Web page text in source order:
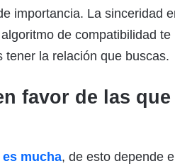
importancia. La sinceridad
de compatibilidad te
la relación que buscas.
favor de las
mucha, de esto depende